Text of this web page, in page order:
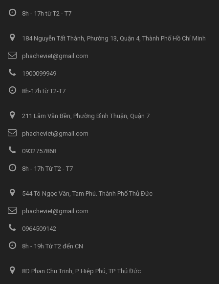
8h - 17h từ T2 - T7
184 Nguyễn Tất Thành, Phường 13, Quận 4, Thành Phố Hồ Chí Minh
phacheviet@gmail.com
1900099949
8h-17h từ T2-T7
211 Lâm Văn Bền, Phường Bình Thuận, Quận 7
phacheviet@gmail.com
0932757868
8h - 17h Từ T2 - T7
544 Tô Ngọc Vân, Tam Phú. Thành Phố Thủ Đức
phacheviet@gmail.com
0964509142
8h - 19h Từ T2 đến CN
8D Phan Chu Trinh, P. Hiệp Phú, TP. Thủ Đức